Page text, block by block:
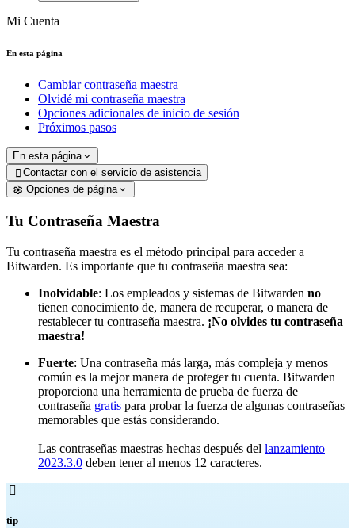
Mi Cuenta
En esta página
Cambiar contraseña maestra
Olvidé mi contraseña maestra
Opciones adicionales de inicio de sesión
Próximos pasos
En esta página
 Contactar con el servicio de asistencia
Opciones de página
Tu Contraseña Maestra
Tu contraseña maestra es el método principal para acceder a
Bitwarden. Es importante que tu contraseña maestra sea:
Inolvidable: Los empleados y sistemas de Bitwarden no
tienen conocimiento de, manera de recuperar, o manera de
restablecer tu contraseña maestra. ¡No olvides tu contraseña
maestra!
Fuerte: Una contraseña más larga, más compleja y menos
común es la mejor manera de proteger tu cuenta. Bitwarden
proporciona una herramienta de prueba de fuerza de
contraseña gratis para probar la fuerza de algunas contraseñas
memorables que estás considerando.
Las contraseñas maestras hechas después del lanzamiento
2023.3.0 deben tener al menos 12 caracteres.

tip